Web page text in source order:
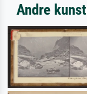
Andre